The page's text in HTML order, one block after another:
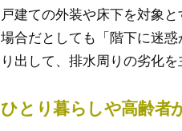
戸建ての外装や床下を対象
場合だとしても「階下に迷
り出して、排水周りの劣化
ひとり暮らしや高齢者